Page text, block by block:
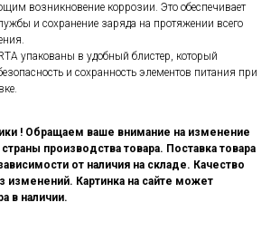
возникновение коррозии. Это обеспечивает
и сохранение заряда на протяжении всего
упакованы в удобный блистер, который
и сохранность элементов питания при
! Обращаем ваше внимание на изменение
производства товара. Поставка товара
от наличия на складе. Качество
изменений. Картинка на сайте может
в наличии.